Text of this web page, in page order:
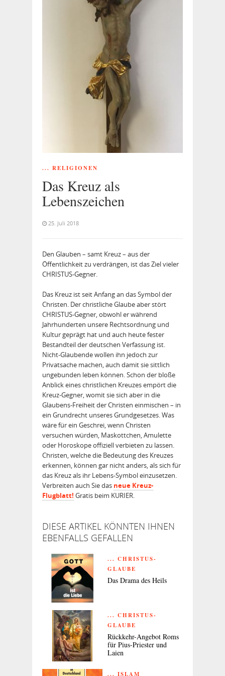
... RELIGIONEN
Das Kreuz als
Lebenszeichen
25. Juli 2018
Den Glauben – samt Kreuz – aus der
Öffentlichkeit zu verdrängen, ist das Ziel vieler
CHRISTUS-Gegner.
Das Kreuz ist seit Anfang an das Symbol der
Christen. Der christliche Glaube aber stört
CHRISTUS-Gegner, obwohl er während
Jahrhunderten unsere Rechtsordnung und
Kultur geprägt hat und auch heute fester
Bestandteil der deutschen Verfassung ist.
Nicht-Glaubende wollen ihn jedoch zur
Privatsache machen, auch damit sie sittlich
ungebunden leben können. Schon der bloße
Anblick eines christlichen Kreuzes empört die
Kreuz-Gegner, womit sie sich aber in die
Glaubens-Freiheit der Christen einmischen – in
ein Grundrecht unseres Grundgesetzes. Was
wäre für ein Geschrei, wenn Christen
versuchen würden, Maskottchen, Amulette
oder Horoskope offiziell verbieten zu lassen.
Christen, welche die Bedeutung des Kreuzes
erkennen, können gar nicht anders, als sich für
das Kreuz als ihr Lebens-Symbol einzusetzen.
Verbreiten auch Sie das neue Kreuz-
Flugblatt! Gratis beim KU­RIER.
DIESE ARTIKEL KÖNNTEN IHNEN
EBENFALLS GEFALLEN
... CHRISTUS-
GLAUBE
Das Drama des Heils
... CHRISTUS-
GLAUBE
Rückkehr-Angebot Roms
für Pius-Priester und
Laien
... ISLAM